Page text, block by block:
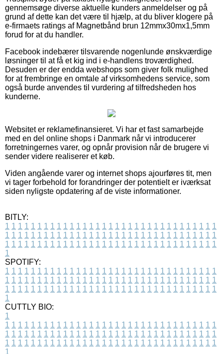
gennemsøge diverse aktuelle kunders anmeldelser og på
grund af dette kan det være til hjælp, at du bliver klogere på
e-firmaets ratings af Magnetbånd brun 12mmx30mx1,5mm
forud for at du handler.
Facebook indebærer tilsvarende nogenlunde ønskværdige
løsninger til at få et kig ind i e-handlens troværdighed.
Desuden er der endda webshops som giver folk mulighed
for at frembringe en omtale af virksomhedens service, som
også burde anvendes til vurdering af tilfredsheden hos
kunderne.
Websitet er reklamefinansieret. Vi har et fast samarbejde
med en del online shops i Danmark når vi introducerer
forretningernes varer, og opnår provision når de brugere vi
sender videre realiserer et køb.
Viden angående varer og internet shops ajourføres tit, men
vi tager forbehold for forandringer der potentielt er iværksat
siden nyligste opdatering af de viste informationer.
BITLY:
1 1 1 1 1 1 1 1 1 1 1 1 1 1 1 1 1 1 1 1 1 1 1 1 1 1 1 1 1 1 1 1 1
1 1 1 1 1 1 1 1 1 1 1 1 1 1 1 1 1 1 1 1 1 1 1 1 1 1 1 1 1 1 1 1 1
1 1 1 1 1 1 1 1 1 1 1 1 1 1 1 1 1 1 1 1 1 1 1 1 1 1 1 1 1 1 1 1 1
1
SPOTIFY:
1 1 1 1 1 1 1 1 1 1 1 1 1 1 1 1 1 1 1 1 1 1 1 1 1 1 1 1 1 1 1 1 1
1 1 1 1 1 1 1 1 1 1 1 1 1 1 1 1 1 1 1 1 1 1 1 1 1 1 1 1 1 1 1 1 1
1 1 1 1 1 1 1 1 1 1 1 1 1 1 1 1 1 1 1 1 1 1 1 1 1 1 1 1 1 1 1 1 1
1
CUTTLY BIO:
1
1 1 1 1 1 1 1 1 1 1 1 1 1 1 1 1 1 1 1 1 1 1 1 1 1 1 1 1 1 1 1 1 1
1 1 1 1 1 1 1 1 1 1 1 1 1 1 1 1 1 1 1 1 1 1 1 1 1 1 1 1 1 1 1 1 1
1 1 1 1 1 1 1 1 1 1 1 1 1 1 1 1 1 1 1 1 1 1 1 1 1 1 1 1 1 1 1 1 1
1